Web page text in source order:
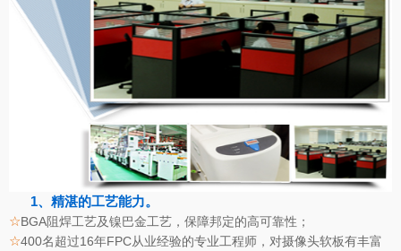
1、精湛的工艺能力。
☆BGA阻焊工艺及镍巴金工艺，保障邦定的高可靠性；
☆400名超过16年FPC从业经验的专业工程师，对摄像头软板有丰富